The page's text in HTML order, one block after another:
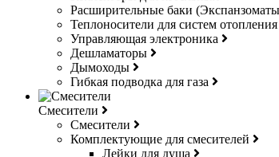
Расширительные баки
Теплоносители для систем отопления
Управляющая электроника
Дешламаторы
Дымоходы
Гибкая подводка для газа
Смесители
Смесители
Комплектующие для смесителей
Лейки для душа